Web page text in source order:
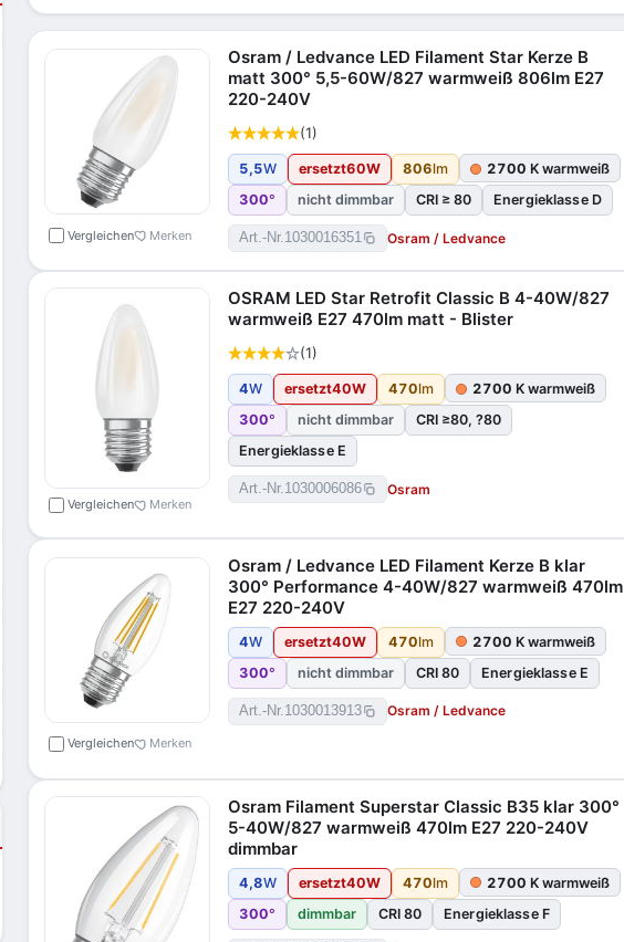
Vergleichen Merken
Osram / Ledvance LED Filament Star Kerze B
matt 300° 5,5-60W/827 warmweiß 806lm E27
220-240V
(1)
5,5W ersetzt60W 806lm 2700 K warmweiß
300° nicht dimmbar CRI ≥ 80 Energieklasse D
Art.-Nr.1030016351 Osram / Ledvance
Vergleichen Merken
OSRAM LED Star Retrofit Classic B 4-40W/827
warmweiß E27 470lm matt - Blister
(1)
4W ersetzt40W 470lm 2700 K warmweiß
300° nicht dimmbar
CRI ≥80, ?80
Energieklasse E
Art.-Nr.1030006086 Osram
Vergleichen Merken
Osram / Ledvance LED Filament Kerze B klar
300° Performance 4-40W/827 warmweiß 470lm
E27 220-240V
4W ersetzt40W 470lm 2700 K warmweiß
300° nicht dimmbar CRI 80 Energieklasse E
Art.-Nr.1030013913 Osram / Ledvance
Osram Filament Superstar Classic B35 klar 300°
5-40W/827 warmweiß 470lm E27 220-240V
dimmbar
4,8W ersetzt40W 470lm 2700 K warmweiß
300° dimmbar CRI 80 Energieklasse F